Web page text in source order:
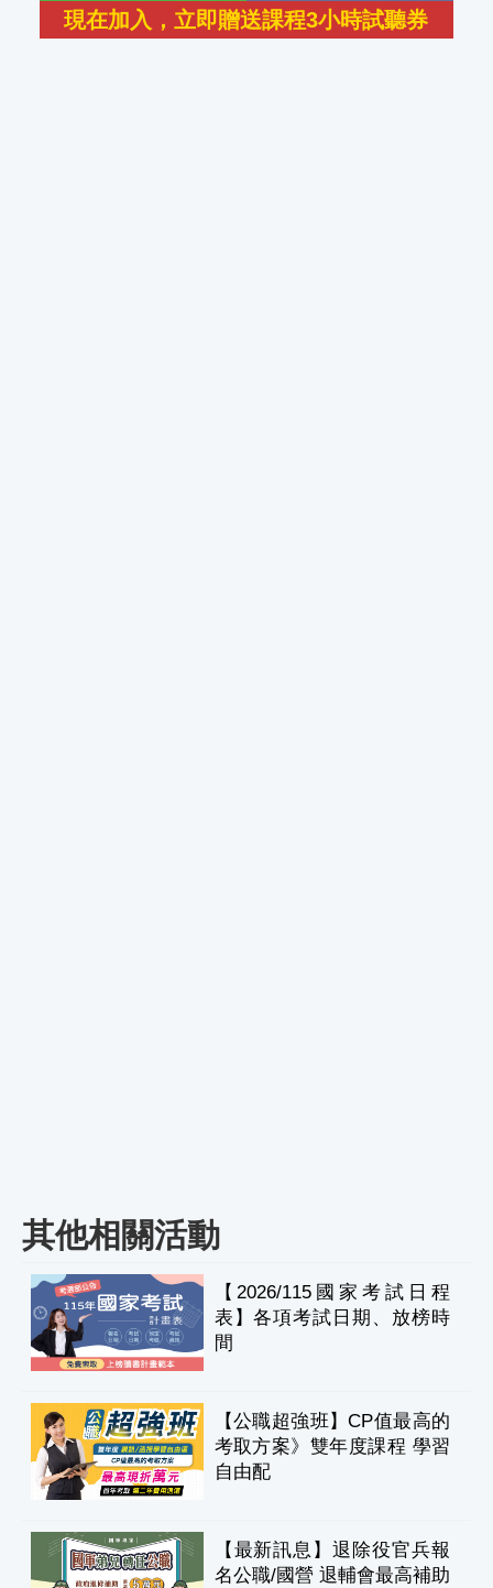
現在加入，立即贈送課程3小時試聽券
其他相關活動
【2026/115國家考試日程
表】各項考試日期、放榜時
間
【公職超強班】CP值最高的
考取方案》雙年度課程 學習
自由配
【最新訊息】退除役官兵報
名公職/國營 退輔會最高補助